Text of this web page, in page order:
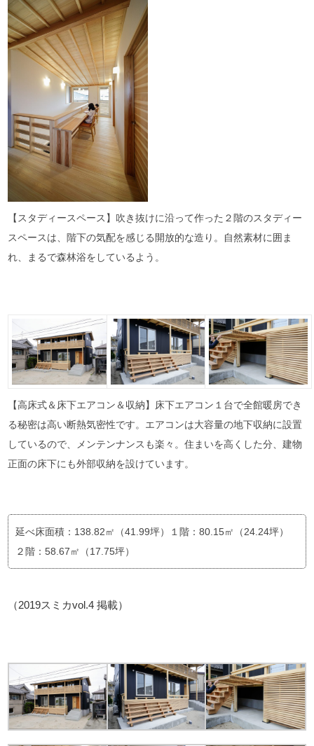
【スタディースペース】吹き抜けに沿って作った２階のスタディー
スペースは、階下の気配を感じる開放的な造り。自然素材に囲ま
れ、まるで森林浴をしているよう。
【高床式＆床下エアコン＆収納】床下エアコン１台で全館暖房でき
る秘密は高い断熱気密性です。エアコンは大容量の地下収納に設置
しているので、メンテンナンスも楽々。住まいを高くした分、建物
正面の床下にも外部収納を設けています。
延べ床面積：138.82㎡（41.99坪）１階：80.15㎡（24.24坪）
２階：58.67㎡（17.75坪）
（2019スミカvol.4 掲載）